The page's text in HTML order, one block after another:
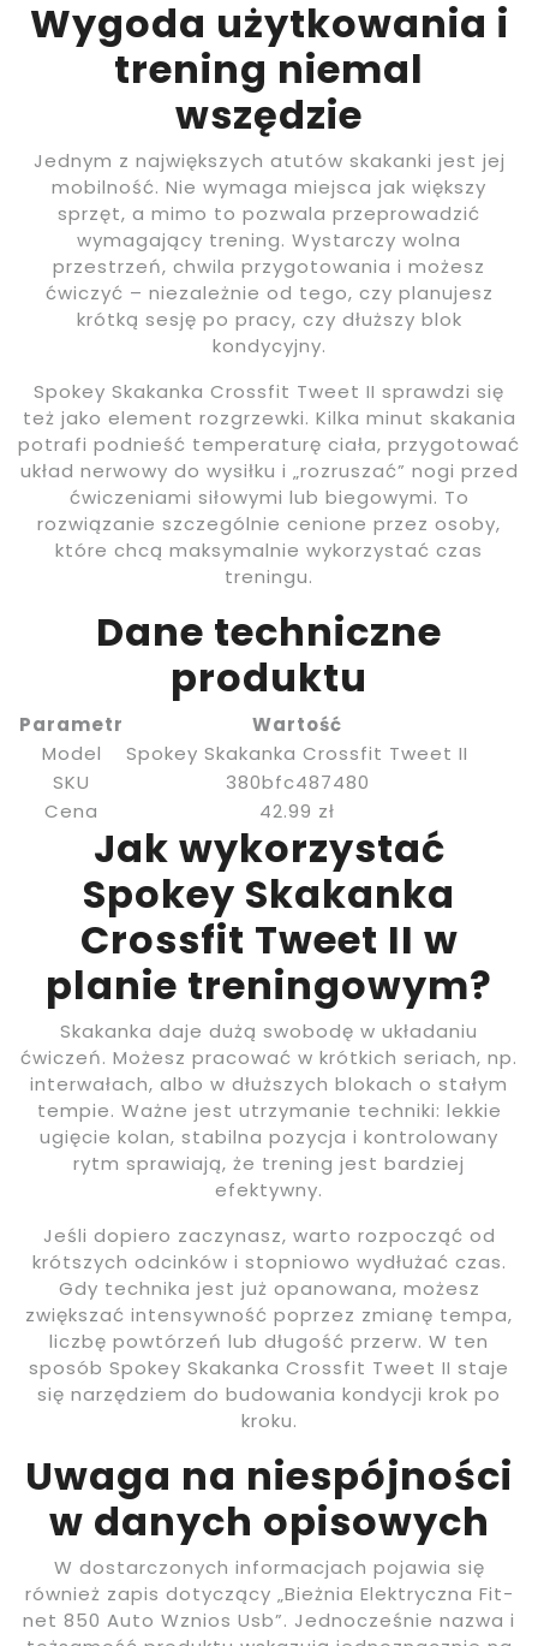
Wygoda użytkowania i
trening niemal
wszędzie
Jednym z największych atutów skakanki jest jej
mobilność. Nie wymaga miejsca jak większy
sprzęt, a mimo to pozwala przeprowadzić
wymagający trening. Wystarczy wolna
przestrzeń, chwila przygotowania i możesz
ćwiczyć – niezależnie od tego, czy planujesz
krótką sesję po pracy, czy dłuższy blok
kondycyjny.
Spokey Skakanka Crossfit Tweet II sprawdzi się
też jako element rozgrzewki. Kilka minut skakania
potrafi podnieść temperaturę ciała, przygotować
układ nerwowy do wysiłku i „rozruszać” nogi przed
ćwiczeniami siłowymi lub biegowymi. To
rozwiązanie szczególnie cenione przez osoby,
które chcą maksymalnie wykorzystać czas
treningu.
Dane techniczne
produktu
Parametr
Wartość
Model
Spokey Skakanka Crossfit Tweet II
SKU
380bfc487480
Cena
42.99 zł
Jak wykorzystać
Spokey Skakanka
Crossfit Tweet II w
planie treningowym?
Skakanka daje dużą swobodę w układaniu
ćwiczeń. Możesz pracować w krótkich seriach, np.
interwałach, albo w dłuższych blokach o stałym
tempie. Ważne jest utrzymanie techniki: lekkie
ugięcie kolan, stabilna pozycja i kontrolowany
rytm sprawiają, że trening jest bardziej
efektywny.
Jeśli dopiero zaczynasz, warto rozpocząć od
krótszych odcinków i stopniowo wydłużać czas.
Gdy technika jest już opanowana, możesz
zwiększać intensywność poprzez zmianę tempa,
liczbę powtórzeń lub długość przerw. W ten
sposób Spokey Skakanka Crossfit Tweet II staje
się narzędziem do budowania kondycji krok po
kroku.
Uwaga na niespójności
w danych opisowych
W dostarczonych informacjach pojawia się
również zapis dotyczący „Bieżnia Elektryczna Fit-
net 850 Auto Wznios Usb”. Jednocześnie nazwa i